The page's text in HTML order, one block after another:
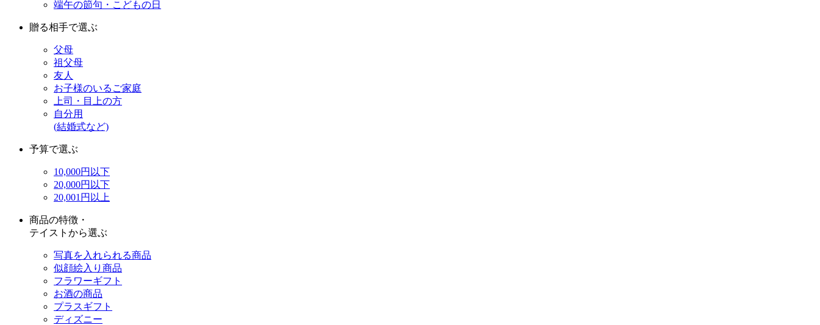
端午の節句・こどもの日
贈る相手で選ぶ
父母
祖父母
友人
お子様のいるご家庭
上司・目上の方
自分用
(結婚式など)
予算で選ぶ
10,000円以下
20,000円以下
20,001円以上
商品の特徴・
テイストから選ぶ
写真を入れられる商品
似顔絵入り商品
フラワーギフト
お酒の商品
プラスギフト
ディズニー